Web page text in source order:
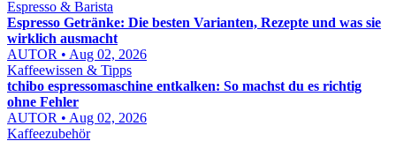
Espresso & Barista
Espresso Getränke: Die besten Varianten, Rezepte und was sie
wirklich ausmacht
AUTOR • Aug 02, 2026
Kaffeewissen & Tipps
tchibo espressomaschine entkalken: So machst du es richtig
ohne Fehler
AUTOR • Aug 02, 2026
Kaffeezubehör